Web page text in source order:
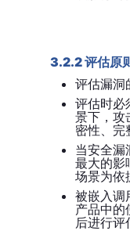
3.2.2 评估原
评估漏洞
评估时必
景下，攻
密性、完
当安全漏
最大的影
场景为依
被嵌入调
产品中的
后进行评